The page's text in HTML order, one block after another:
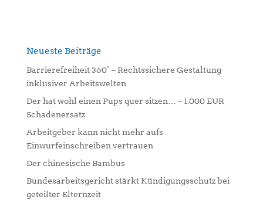
n
v
e
:
Neueste Beiträge
Barrierefreiheit 360° – Rechtssichere Gestaltung
inklusiver Arbeitswelten
Der hat wohl einen Pups quer sitzen… – 1.000 EUR
Schadenersatz
Arbeitgeber kann nicht mehr aufs
Einwurfeinschreiben vertrauen
Der chinesische Bambus
Bundesarbeitsgericht stärkt Kündigungsschutz bei
geteilter Elternzeit